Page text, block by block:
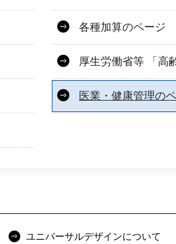
各種加算のページ
厚生労働省等 「高
医業・健康管理の
ユニバーサルデザインについて